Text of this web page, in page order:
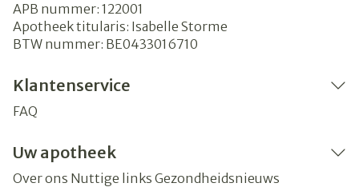
APB nummer: 122001
Apotheek titularis: Isabelle Storme
BTW nummer: BE0433016710
Klantenservice
FAQ
Uw apotheek
Over ons Nuttige links Gezondheidsnieuws